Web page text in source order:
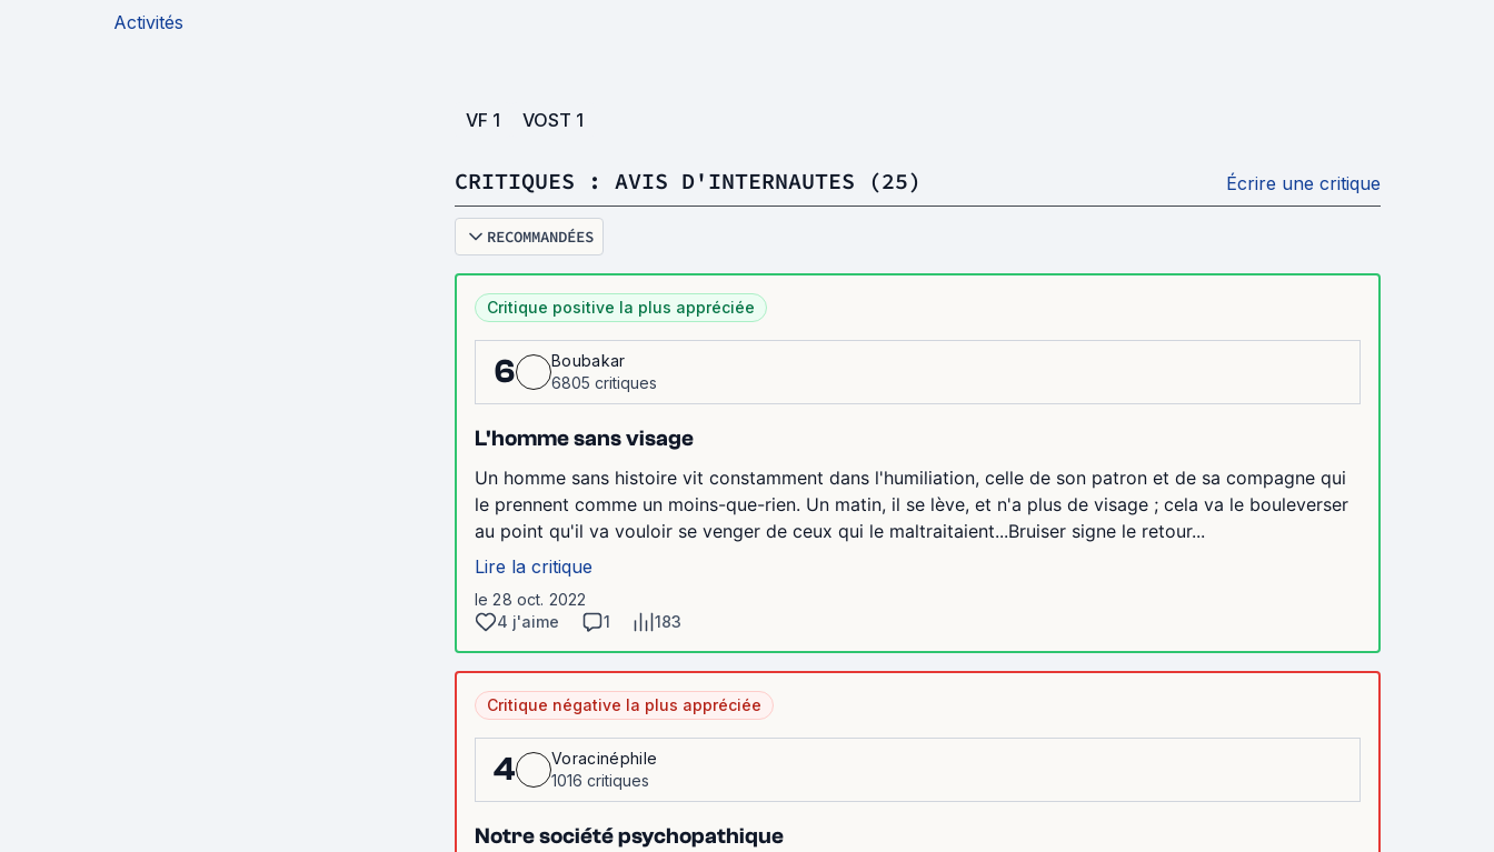
Activités
VF 1 VOST 1
CRITIQUES : AVIS D'INTERNAUTES (25) Écrire une critique
RECOMMANDÉES
Critique positive la plus appréciée
6
Boubakar
6805 critiques
L'homme sans visage
Un homme sans histoire vit constamment dans l'humiliation, celle de son patron et de sa compagne qui
le prennent comme un moins-que-rien. Un matin, il se lève, et n'a plus de visage ; cela va le bouleverser
au point qu'il va vouloir se venger de ceux qui le maltraitaient...Bruiser signe le retour...
Lire la critique
le 28 oct. 2022
4 j'aime
1 183
Critique négative la plus appréciée
4
Voracinéphile
1016 critiques
Notre société psychopathique